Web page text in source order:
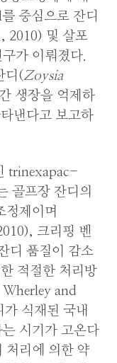
중심으로 잔디
2010) 및 살포
가 이뤄졌다.
디(Zoysia
생장을 억제하
낸다고 보고하
trinexapac-
골프장 잔디의
정제이며
크리핑 벤
디 품질이 감소
적절한 처리방
and
식재된 국내
시기가 고온다
처리에 의한 약